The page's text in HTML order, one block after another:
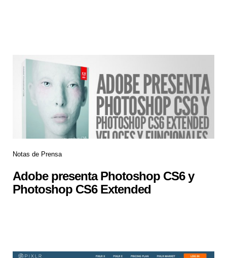
Notas de Prensa
Adobe presenta Photoshop CS6 y
Photoshop CS6 Extended